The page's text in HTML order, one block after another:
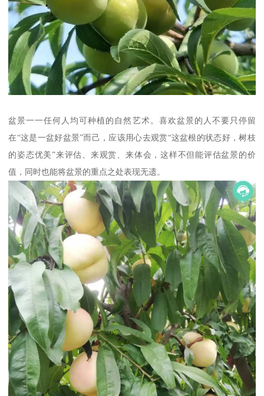
盆景一一任何人均可种植的自然艺术。喜欢盆景的人不要只停留
在“这是一盆好盆景”而己，应该用心去观赏“这盆根的状态好，树枝
的姿态优美”来评估、来观赏、来体会，这样不但能评估盆景的价
值，同时也能将盆景的重点之处表现无遗。